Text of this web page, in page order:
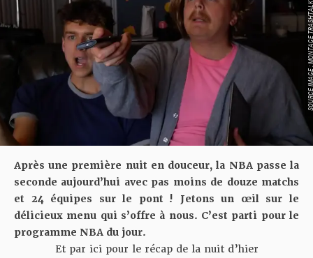
SOURCE IMAGE
Après une première nuit en douceur, la NBA passe la
seconde aujourd’hui avec pas moins de douze matchs
et 24 équipes sur le pont ! Jetons un œil sur le
délicieux menu qui s’offre à nous. C’est parti pour le
programme NBA du jour.
Et par ici pour le récap de la nuit d’hier